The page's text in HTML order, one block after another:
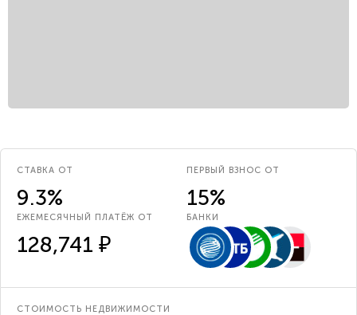
СТАВКА ОТ
9.3%
ПЕРВЫЙ ВЗНОС ОТ
15%
ЕЖЕМЕСЯЧНЫЙ ПЛАТЁЖ ОТ
128,741 ₽
БАНКИ
СТОИМОСТЬ НЕДВИЖИМОСТИ